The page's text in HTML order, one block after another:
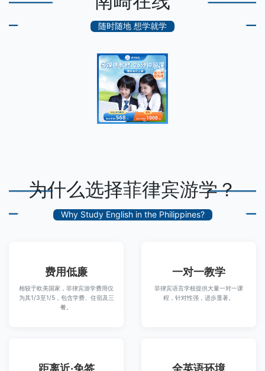
随时随地 想学就学
为什么选择菲律宾游学？
Why Study English in the Philippines?
费用低廉
相较于欧美国家，菲律宾游学费用仅
为其1/3至1/5，包含学费、住宿及三
餐。
一对一教学
菲律宾语言学校提供大量一对一课
程，针对性强，进步显著。